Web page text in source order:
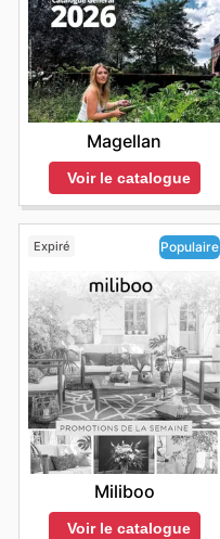
Magellan
Voir le catalogue
Expiré Populaire
Miliboo
Voir le catalogue